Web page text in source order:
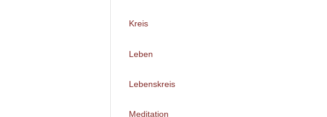
Kreis
Leben
Lebenskreis
Meditation